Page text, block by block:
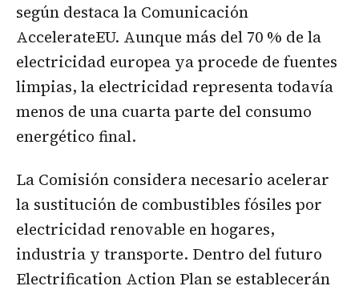
según destaca la Comunicación
AccelerateEU. Aunque más del 70 % de la
electricidad europea ya procede de fuentes
limpias, la electricidad representa todavía
menos de una cuarta parte del consumo
energético final.
La Comisión considera necesario acelerar
la sustitución de combustibles fósiles por
electricidad renovable en hogares,
industria y transporte. Dentro del futuro
Electrification Action Plan se establecerán